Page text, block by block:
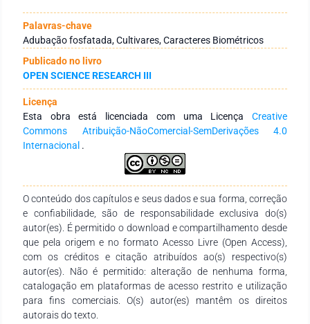
tratamentos, com um total de 36 parcelas. Foram avaliados
os componentes da produção das 3 cultivares de feijão-caupi
( BRS Guariba, BRS Tumucumaque e BRS Aracê), sob o efeito
de 3 diferentes doses de fósforo (0, 100 e 200 Kg de P2O5 ha-
1) aplicados nas covas de semeadura por meio da fonte
superfosfato simples (18% P2O5). As variáveis avaliadas
foram: Comprimento 5 de Vagens (COMP5V), Peso de 5
Vagens (P5V), Número de Grãos de 5 Vagens (NG5V), Peso
de Grãos de 5 Vagens (PG5V), Peso de Grãos nas Colheitas 1,
2 e 3(PC), Número Total de Vagens ( NVT), Peso de 100 Grãos
( P100G), Índice de Grãos (IG) e Produtividade de Grãos
noscomponentes de produção estudados, exceto no IG,
PG5V, P100G e COMP5V. As cultivares BRS Guariba e BRS
Tumucumaque apresentaram melhores médias de
produtividade de grãos nas maiores dosagens de fósforo. A
cultivar BRS Aracê se comportou de forma indiferente em
relação as dosagens de fósforo, o que confere uma excelente
vantagem.
Palavras-chave
Adubação fosfatada, Cultivares, Caracteres Biométricos
Publicado no livro
OPEN SCIENCE RESEARCH III
Licença
Esta obra está licenciada com uma Licença Creative
Commons Atribuição-NãoComercial-SemDerivações 4.0
Internacional .
O conteúdo dos capítulos e seus dados e sua forma, correção
e confiabilidade, são de responsabilidade exclusiva do(s)
autor(es). É permitido o download e compartilhamento desde
que pela origem e no formato Acesso Livre (Open Access),
com os créditos e citação atribuídos ao(s) respectivo(s)
autor(es). Não é permitido: alteração de nenhuma forma,
catalogação em plataformas de acesso restrito e utilização
para fins comerciais. O(s) autor(es) mantêm os direitos
autorais do texto.